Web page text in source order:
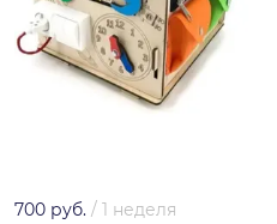
700 руб. / 1 неделя